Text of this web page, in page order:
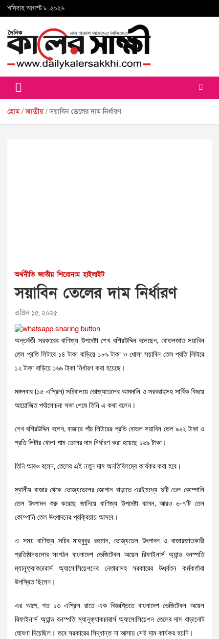
Skip
to
শনিবার, আগস্ট ৮, ২০২৬
কালের সাক্ষী
হোম জাতীয় সয়াবিন তেলের দাম নির্ধারণ
অর্থনীতি জাতীয় শিরোনাম হাইলাইট
সয়াবিন তেলের দাম নির্ধারণ
এপ্রিল ১৫, ২০২৫
অন্তর্বর্তী সরকারের বাণিজ্য উপদেষ্টা শেখ বশিরউদ্দিন বলেছেন, বোতলজাত সয়াবিন
তেল প্রতি লিটারে ১৪ টাকা বাড়িয়ে ১৮৯ টাকা ও খোলা সয়াবিন তেল প্রতি লিটারে
১২ টাকা বাড়িয়ে ১৬৯ টাকা নির্ধারণ করা হয়েছে।
মঙ্গলবার (১৫ এপ্রিল) সচিবালয়ে ভোজ্যতেলের আমদানি ও সরবরাহসহ সার্বিক বিষয়ে
আয়োজিত পর্যালোচনা সভা শেষে তিনি এ কথা বলেন।
শেখ বশিরউদ্দিন বলেন, বাজারে পাঁচ লিটারের প্রতি বোতল সয়াবিন তেল ৯২২ টাকা ও
প্রতি লিটার খোলা পাম তেলের দাম নির্ধারণ করা হয়েছে ১৬৯ টাকা।
তিনি আরও বলেন, তেলের এই নতুন দাম অনতিবিলম্বে কার্যকর করা হবে।
স্থানীয় বাজার থেকে ভোজ্যতেলের জোগান বাড়াতে এরইমধ্যে দুটি তেল কোম্পানি
তেল উৎপাদন শুরু করেছে জানিয়ে বাণিজ্য উপদেষ্টা বলেন, আরও ৬-৭টি তেল
কোম্পানি তেল উৎপাদনের প্রক্রিয়ায় আসবে।
এ সময় বাণিজ্য সচিব মাহবুবুর রহমান, ভোজ্যতেল উৎপাদন ও বাজারজাতকারী
প্রতিষ্ঠানগুলোর সংগঠন বাংলাদেশ ভেজিটেবল অয়েল রিফাইনার্স অ্যান্ড বনস্পতি
ম্যানুফ্যাকচারার্স অ্যাসোসিয়েশনের নেতারাসহ সরকারের ঊর্ধ্বতন কর্মকর্তারা
উপস্থিত ছিলেন।
এর আগে, গত ১৩ এপ্রিল রাতে এক বিজ্ঞপ্তিতে বাংলাদেশ ভেজিটেবল অয়েল
রিফাইনার্স অ্যান্ড বনস্পতি ম্যানুফ্যাকচারার্স অ্যাসোসিয়েশন তেলের দাম বাড়ানোট
ঘোষণা দিয়েছিল। তবে সরকারের সিদ্ধান্ত না আসায় সেই দাম কার্যকর হয়নি।